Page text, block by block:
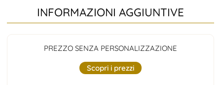
INFORMAZIONI AGGIUNTIVE
PREZZO SENZA PERSONALIZZAZIONE
Scopri i prezzi